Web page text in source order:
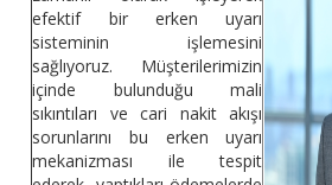
efektif bir erken uyarı
sisteminin işlemesini
sağlıyoruz. Müşterilerimizin
içinde bulunduğu mali
sıkıntıları ve cari nakit akışı
sorunlarını bu erken uyarı
mekanizması ile tespit